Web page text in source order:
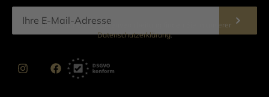
Informationen zur Datenverarbeitung finden Sie in unserer
Datenschutzerklärung.